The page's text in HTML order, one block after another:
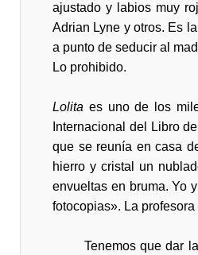
ajustado y labios muy
Adrian Lyne y otros. Es
a punto de seducir al
Lo prohibido.
Lolita es uno de los
Internacional del Libro
que se reunía en casa
hierro y cristal un
envueltas en bruma. Yo
fotocopias». La
Tenemos que dar